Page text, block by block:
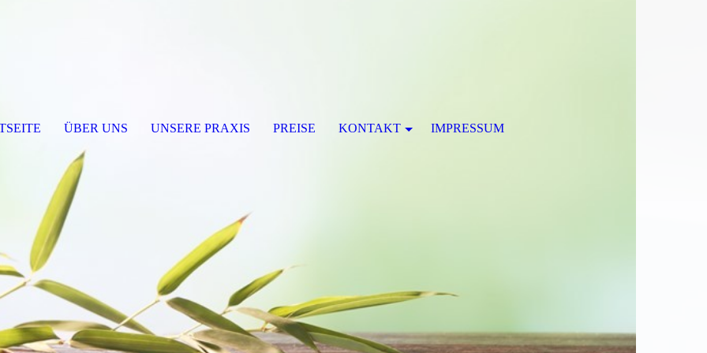
ÜBER UNS UNSERE PRAXIS PREISE KONTAKT IMPRESSUM